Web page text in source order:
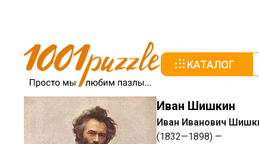
КАТАЛОГ
Иван Шишкин
Иван Иванович
(1832—1898) —